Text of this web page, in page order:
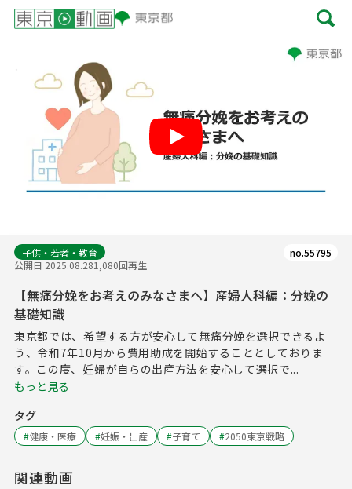
子供・若者・教育
公開日 2025.08.281,080回再生
no.55795
【無痛分娩をお考えのみなさまへ】産婦人科編：分娩の
基礎知識
東京都では、希望する方が安心して無痛分娩を選択できるよ
う、令和7年10月から費用助成を開始することとしておりま
す。この度、妊婦が自らの出産方法を安心して選択で...
もっと見る
タグ
#健康・医療 #妊娠・出産 #子育て #2050東京戦略
関連動画